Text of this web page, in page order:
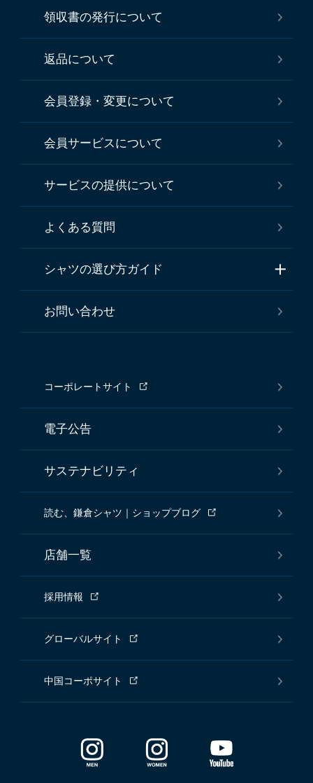
領収書の発行について
返品について
会員登録・変更について
会員サービスについて
サービスの提供について
よくある質問
シャツの選び方ガイド
お問い合わせ
コーポレートサイト
電子公告
サステナビリティ
読む、鎌倉シャツ｜ショップブログ
店舗一覧
採用情報
グローバルサイト
中国コーポサイト